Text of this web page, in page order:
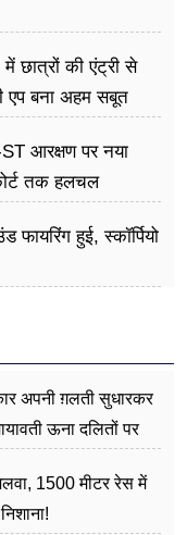
छात्रों की एंट्री से
एप बना अहम सबूत
आरक्षण पर नया
तक हलचल
फायरिंग हुई, स्कॉर्पियो
अपनी ग़लती सुधारकर
ऊना दलितों पर
1500 मीटर रेस में